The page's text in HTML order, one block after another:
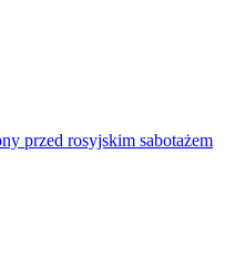
przed rosyjskim sabotażem